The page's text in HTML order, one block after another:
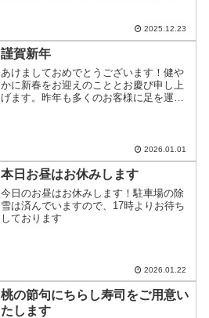
2025.12.23
謹賀新年
あけましておめでとうございます！健や
かに新春をお迎えのこととお慶び申し上
げます。昨年も多くのお客様に足を運ん
2026.01.01
本日お昼はお休みします
今日のお昼はお休みします！駐車場の除
雪は済んでいますので、17時よりお待ち
しております
2026.01.22
桃の節句にちらし寿司をご用意い
たします